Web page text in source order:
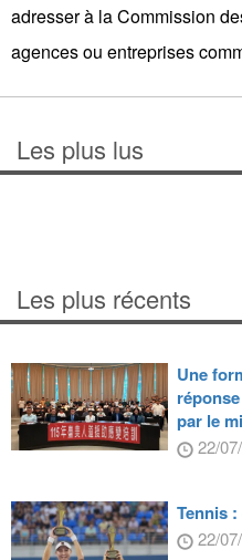
adresser à laCommission
agences ou entreprises
Les plus lus
Les plus récents
Une
par le
22/
Tennis
22/